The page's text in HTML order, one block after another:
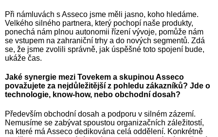
Při námluvách s Asseco jsme měli jasno, koho hledáme.
Velkého silného partnera, který pochopí naše produkty,
ponechá nám plnou autonomii řízení vývoje, pomůže nám
se vstupem na zahraniční trhy a do nových segmentů. Zdá
se, že jsme zvolili správně, jak úspěšné toto spojení bude,
ukáže čas.
Jaké synergie mezi Tovekem a skupinou Asseco
považujete za nejdůležitější z pohledu zákazníků? Jde o
technologie, know-how, nebo obchodní dosah?
Především obchodní dosah a podporu v silném zázemí.
Nemusíme se zabývat spoustou organizačních záležitostí,
na které má Asseco dedikována celá oddělení. Konkrétně